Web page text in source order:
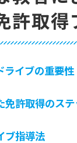
許取得
ライブの重要性
免許取得のステ
ブ指導法